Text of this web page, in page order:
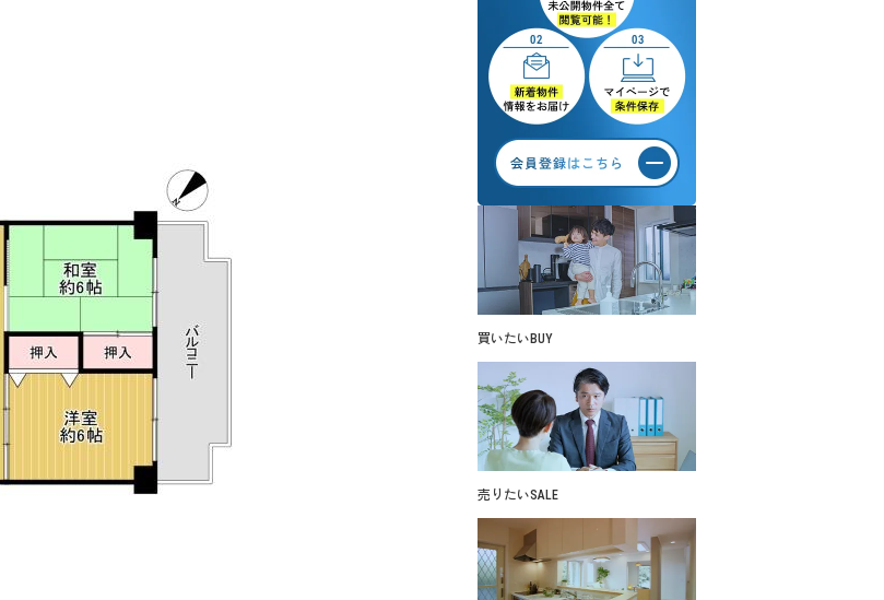
買いたい BUY
売りたいSALE